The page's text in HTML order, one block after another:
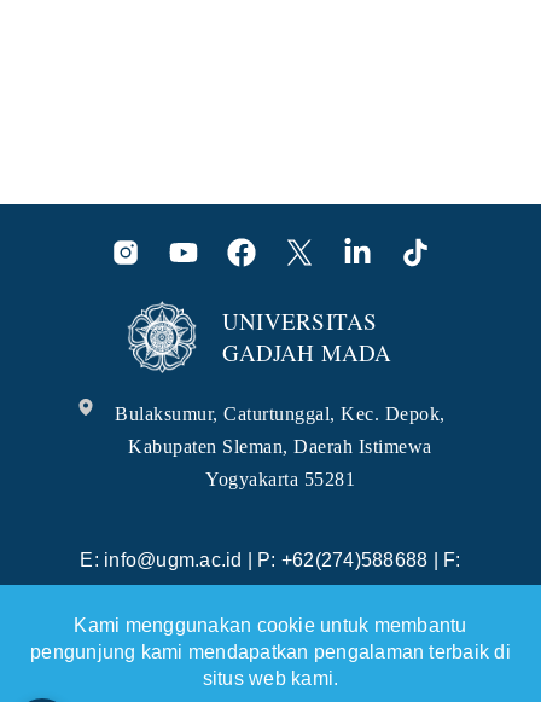
UNIVERSITAS
GADJAH MADA
Bulaksumur, Caturtunggal, Kec. Depok,
Kabupaten Sleman, Daerah Istimewa
Yogyakarta 55281
E: info@ugm.ac.id | P: +62(274)588688 | F:
Kami menggunakan cookie untuk membantu
pengunjung kami mendapatkan pengalaman terbaik di
situs web kami.